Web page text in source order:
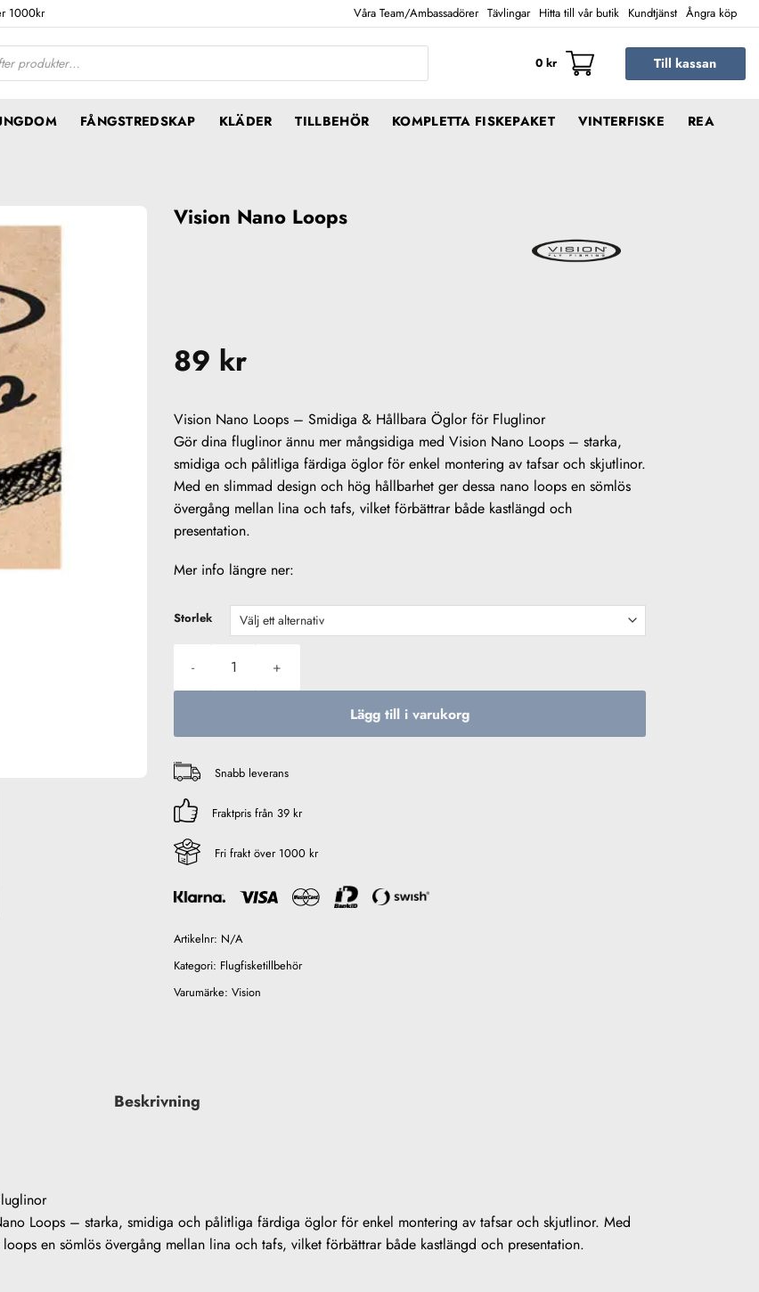
1000kr Våra Team/Ambassadörer Tävlingar Hitta till vår butik Kundtjänst Ångra köp
0 kr Till kassan
FÅNGSTREDSKAP KLÄDER TILLBEHÖR KOMPLETTA FISKEPAKET VINTERFISKE REA
Vision Nano Loops
89 kr
Vision Nano Loops – Smidiga & Hållbara Öglor för Fluglinor
Gör dina fluglinor ännu mer mångsidiga med Vision Nano Loops – starka,
smidiga och pålitliga färdiga öglor för enkel montering av tafsar och skjutlinor.
Med en slimmad design och hög hållbarhet ger dessa nano loops en sömlös
övergång mellan lina och tafs, vilket förbättrar både kastlängd och
presentation.
Mer info längre ner:
Storlek
Lägg till i varukorg
Snabb leverans
Fraktpris från 39 kr
Fri frakt över 1000 kr
Artikelnr: N/A
Kategori: Flugfisketillbehör
Varumärke: Vision
Beskrivning
Loops – starka, smidiga och pålitliga färdiga öglor för enkel montering av tafsar och skjutlinor. Med
en sömlös övergång mellan lina och tafs, vilket förbättrar både kastlängd och presentation.